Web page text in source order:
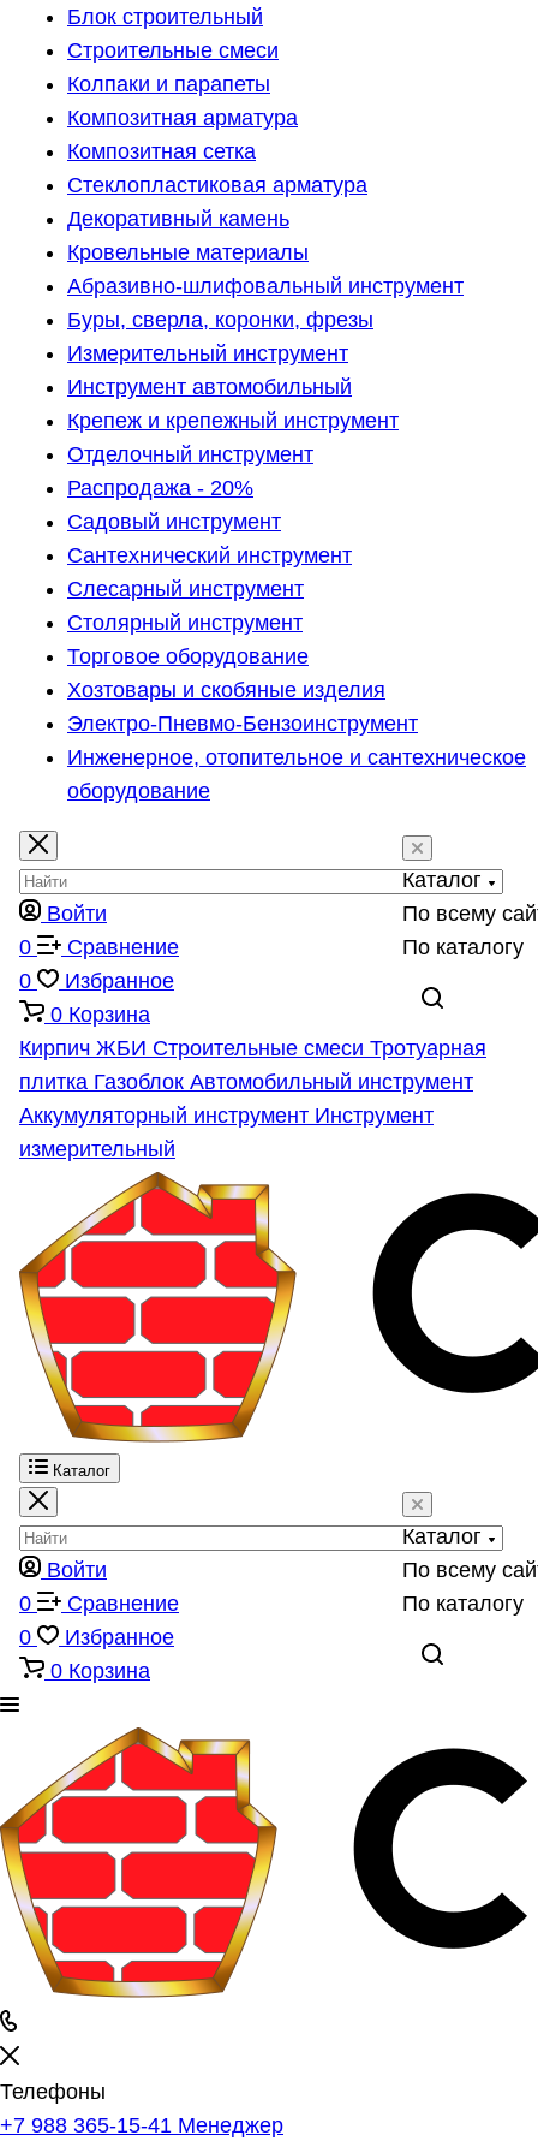
Блок строительный
Строительные смеси
Колпаки и парапеты
Композитная арматура
Композитная сетка
Стеклопластиковая арматура
Декоративный камень
Кровельные материалы
Абразивно-шлифовальный инструмент
Буры, сверла, коронки, фрезы
Измерительный инструмент
Инструмент автомобильный
Крепеж и крепежный инструмент
Отделочный инструмент
Распродажа - 20%
Садовый инструмент
Сантехнический инструмент
Слесарный инструмент
Столярный инструмент
Торговое оборудование
Хозтовары и скобяные изделия
Электро-Пневмо-Бензоинструмент
Инженерное, отопительное и сантехническое
оборудование
Каталог
По всему
По каталогу
Войти
0
Сравнение
0
Избранное
0 Корзина
Кирпич ЖБИ Строительные смеси Тротуарная
плитка Газоблок Автомобильный инструмент
Аккумуляторный инструмент Инструмент
измерительный
Каталог
Каталог
По всему
По каталогу
Войти
0
Сравнение
0
Избранное
0 Корзина
Телефоны
+7 988 365-15-41 Менеджер